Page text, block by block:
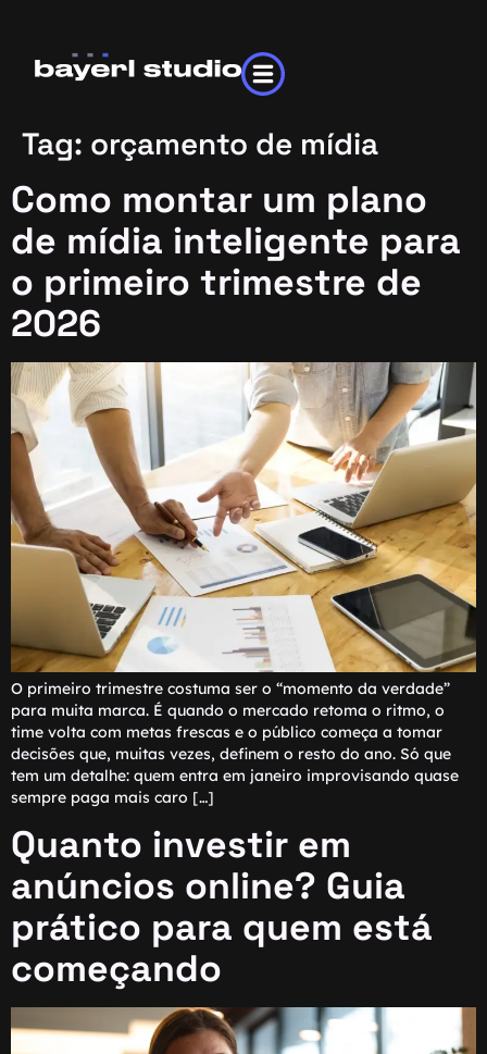
Tag: orçamento de mídia
Como montar um plano
de mídia inteligente para
o primeiro trimestre de
2026
O primeiro trimestre costuma ser o “momento da verdade”
para muita marca. É quando o mercado retoma o ritmo, o
time volta com metas frescas e o público começa a tomar
decisões que, muitas vezes, definem o resto do ano. Só que
tem um detalhe: quem entra em janeiro improvisando quase
sempre paga mais caro […]
Quanto investir em
anúncios online? Guia
prático para quem está
começando